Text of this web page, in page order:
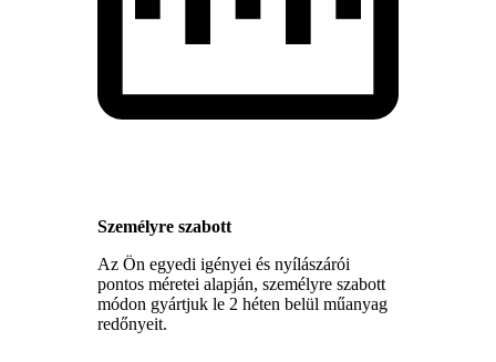
Személyre szabott
Az Ön egyedi igényei és nyílászárói
pontos méretei alapján, személyre szabott
módon gyártjuk le 2 héten belül műanyag
redőnyeit.